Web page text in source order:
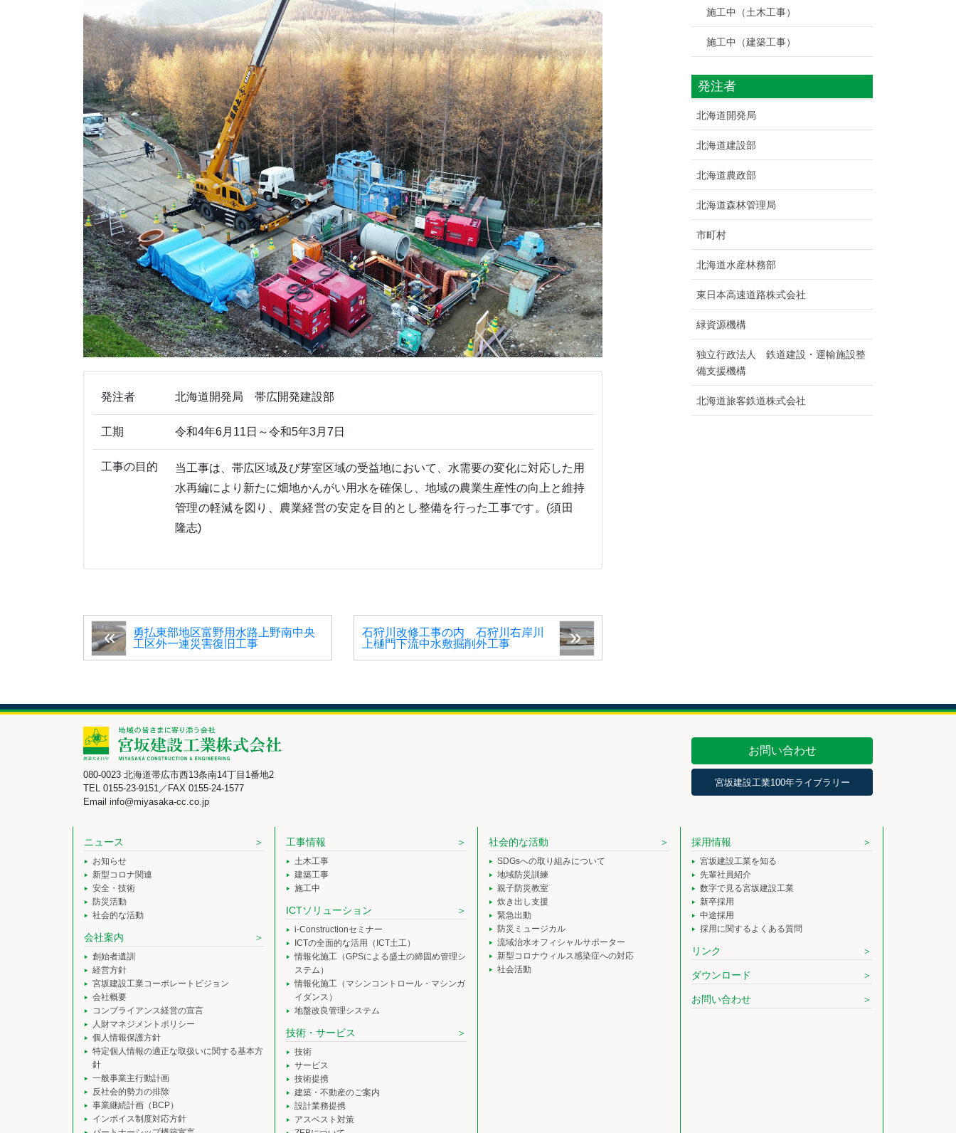
発注者 北海道開発局 帯広開発建設部
工期 令和4年6月11日～令和5年3月7日
工事の目的
当工事は、帯広区域及び芽室区域の受益地において、水需要の変化に対応した用
水再編により新たに畑地かんがい用水を確保し、地域の農業生産性の向上と維持
管理の軽減を図り、農業経営の安定を目的とし整備を行った工事です。(須田
隆志)
勇払東部地区富野用水路上野南中央
工区外一連災害復旧工事
石狩川改修工事の内 石狩川右岸川
上樋門下流中水敷掘削外工事
施工中（土木工事）
施工中（建築工事）
発注者
北海道開発局
北海道建設部
北海道農政部
北海道森林管理局
市町村
北海道水産林務部
東日本高速道路株式会社
緑資源機構
独立行政法人 鉄道建設・運輸施設整
備支援機構
北海道旅客鉄道株式会社
080-0023 北海道帯広市西13条南14丁目1番地2
TEL 0155-23-9151／FAX 0155-24-1577
Email info@miyasaka-cc.co.jp
お問い合わせ
宮坂建設工業100年ライブラリー
ニュース
お知らせ
新型コロナ関連
安全・技術
防災活動
社会的な活動
会社案内
創始者遺訓
経営方針
宮坂建設工業コーポレートビジョン
会社概要
コンプライアンス経営の宣言
人財マネジメントポリシー
個人情報保護方針
特定個人情報の適正な取扱いに関する基本方
針
一般事業主行動計画
反社会的勢力の排除
事業継続計画（BCP）
インボイス制度対応方針
工事情報
土木工事
建築工事
施工中
ICTソリューション
i-Constructionセミナー
ICTの全面的な活用（ICT土工）
情報化施工（GPSによる盛土の締固め管理シ
ステム）
情報化施工（マシンコントロール・マシンガ
イダンス）
地盤改良管理システム
技術・サービス
技術
サービス
技術提携
建築・不動産のご案内
設計業務提携
アスベスト対策
社会的な活動
SDGsへの取り組みについて
地域防災訓練
親子防災教室
炊き出し支援
緊急出動
防災ミュージカル
流域治水オフィシャルサポーター
新型コロナウィルス感染症への対応
社会活動
採用情報
宮坂建設工業を知る
先輩社員紹介
数字で見る宮坂建設工業
新卒採用
中途採用
採用に関するよくある質問
リンク
ダウンロード
お問い合わせ